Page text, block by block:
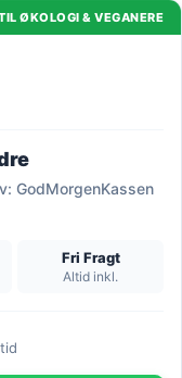
ØKOLOGI & VEGANERE
GodMorgenKassen
Fri Fragt
Altid inkl.